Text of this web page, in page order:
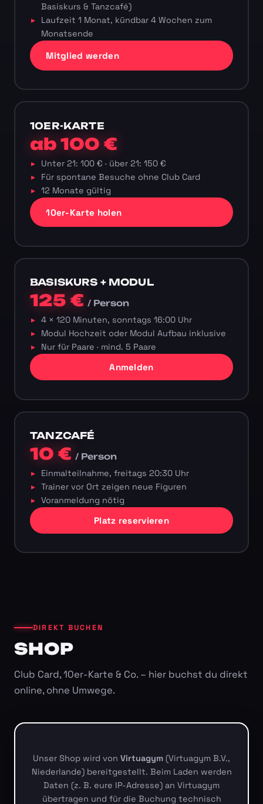
Basiskurs & Tanzcafé)
Laufzeit 1 Monat, kündbar 4 Wochen zum
Monatsende
Mitglied werden
10ER-KARTE
ab 100 €
Unter 21: 100 € · über 21: 150 €
Für spontane Besuche ohne Club Card
12 Monate gültig
10er-Karte holen
BASISKURS + MODUL
125 €/ Person
4 × 120 Minuten, sonntags 16:00 Uhr
Modul Hochzeit oder Modul Aufbau inklusive
Nur für Paare · mind. 5 Paare
Anmelden
TANZCAFÉ
10 €/ Person
Einmalteilnahme, freitags 20:30 Uhr
Trainer vor Ort zeigen neue Figuren
Voranmeldung nötig
Platz reservieren
DIREKT BUCHEN
SHOP
Club Card, 10er-Karte & Co. – hier buchst du direkt
online, ohne Umwege.
Unser Shop wird von Virtuagym (Virtuagym B.V.,
Niederlande) bereitgestellt. Beim Laden werden
Daten (z. B. eure IP-Adresse) an Virtuagym
übertragen und für die Buchung technisch